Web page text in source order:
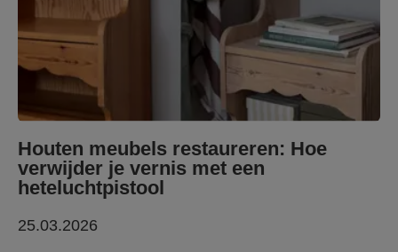
Houten meubels restaureren: Hoe
verwijder je vernis met een
heteluchtpistool
25.03.2026